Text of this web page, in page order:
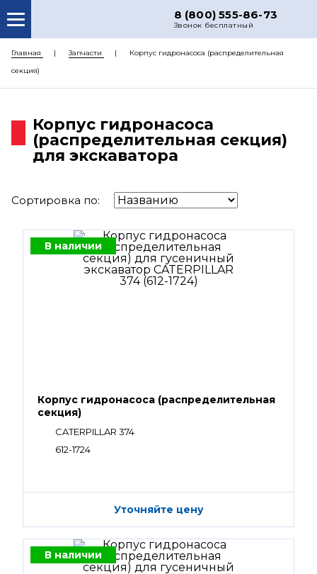
8 (800) 555-86-73
Звонок бесплатный
О НАС
ДОСТАВКА
ЦЕНЫ
Главная Запчасти
Корпус гидронасоса (распределительная
секция)
Корпус гидронасоса
(распределительная секция)
для экскаватора
Сортировка по:
В наличии
Корпус гидронасоса (распределительная
секция)
CATERPILLAR 374
612-1724
Уточняйте цену
В наличии